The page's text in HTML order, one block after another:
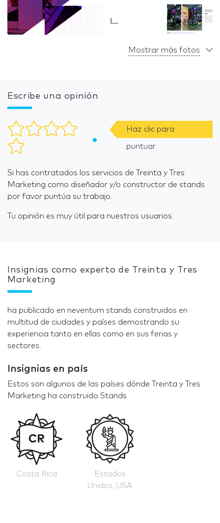
Mostrar más fotos
Escribe una opinión
Haz clic para
puntuar
Si has contratados los servicios de Treinta y Tres
Marketing como diseñador y/o constructor de stands
por favor puntúa su trabajo.
Tu opinión es muy útil para nuestros usuarios.
Insignias como experto de Treinta y Tres
Marketing
ha publicado en neventum stands construidos en
multitud de ciudades y países demostrando su
experiencia tanto en ellas como en sus ferias y
sectores.
Insignias en país
Estos son algunos de las países dónde Treinta y Tres
Marketing ha construido Stands
Costa Rica
Estados
Unidos, USA